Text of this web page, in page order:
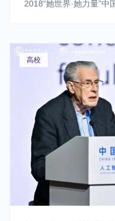
2018“她世界·她力量”
高校